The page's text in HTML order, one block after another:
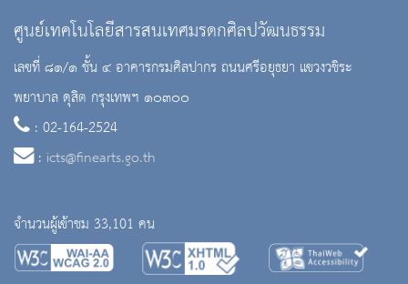
ศูนย์เทคโนโลยีสารสนเทศมรดกศิลปวัฒนธรรม
เลขที่ ๘๑/๑ ชั้น ๔ อาคารกรมศิลปากร ถนนศรีอยุธยา แขวงวชิระ
พยาบาล ดุสิต กรุงเทพฯ ๑๐๓๐๐
: 02-164-2524
: icts@finearts.go.th
จำนวนผู้เข้าชม 33,101 คน